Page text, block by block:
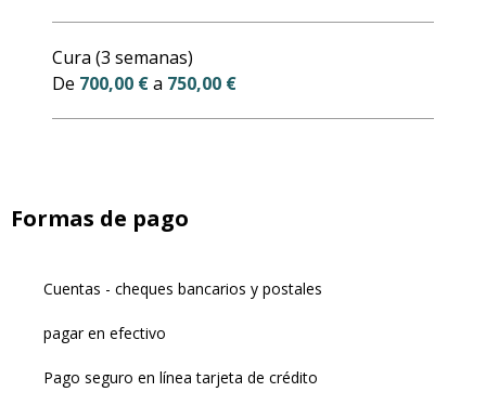
Cura (3 semanas)
De 700,00 €a 750,00 €
Formas de pago
Cuentas - cheques bancarios y postales
pagar en efectivo
Pago seguro en línea tarjeta de crédito